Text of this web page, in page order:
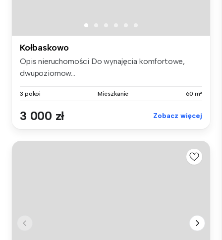
Kołbaskowo
Opis nieruchomości Do wynajęcia komfortowe,
dwupoziomow...
3 pokoi Mieszkanie 60 m²
3 000 zł Zobacz więcej